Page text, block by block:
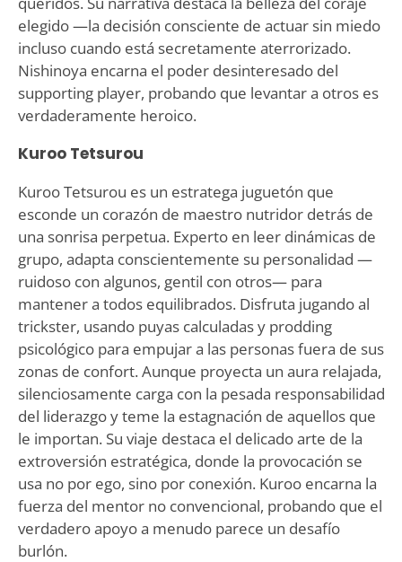
elegido —la decisión consciente de actuar sin miedo
incluso cuando está secretamente aterrorizado.
Nishinoya encarna el poder desinteresado del
supporting player, probando que levantar a otros es
verdaderamente heroico.
Kuroo Tetsurou
Kuroo Tetsurou es un estratega juguetón que
esconde un corazón de maestro nutridor detrás de
una sonrisa perpetua. Experto en leer dinámicas de
grupo, adapta conscientemente su personalidad —
ruidoso con algunos, gentil con otros— para
mantener a todos equilibrados. Disfruta jugando al
trickster, usando puyas calculadas y prodding
psicológico para empujar a las personas fuera de sus
zonas de confort. Aunque proyecta un aura relajada,
silenciosamente carga con la pesada responsabilidad
del liderazgo y teme la estagnación de aquellos que
le importan. Su viaje destaca el delicado arte de la
extroversión estratégica, donde la provocación se
usa no por ego, sino por conexión. Kuroo encarna la
fuerza del mentor no convencional, probando que el
verdadero apoyo a menudo parece un desafío
burlón.